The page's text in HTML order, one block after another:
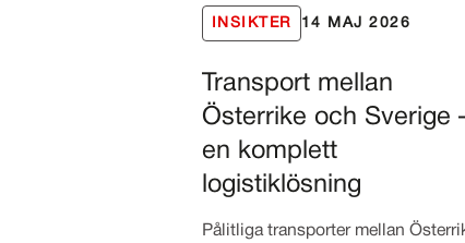
INSIKTER 14 MAJ 2026
Transport mellan
Österrike och Sverige
en komplett
logistiklösning
Pålitliga transporter mellan